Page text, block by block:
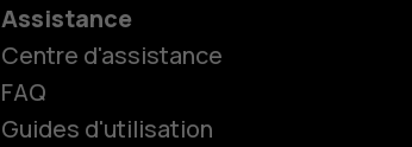
Assistance
Centre d'assistance
FAQ
Guides d'utilisation